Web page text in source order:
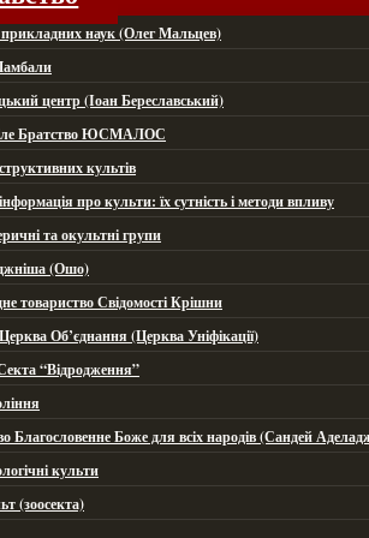
наук (Олег Мальцев)
центр (Іоан Береславський)
Братство ЮСМАЛОС
культів
про культи: їх сутність і методи впливу
та окультні групи
(Ошо)
товариство Свідомості Крішни
Об’єднання (Церква Уніфікації)
“Відродження”
Благословенне Боже для всіх народів (Сандей
культи
(зоосекта)